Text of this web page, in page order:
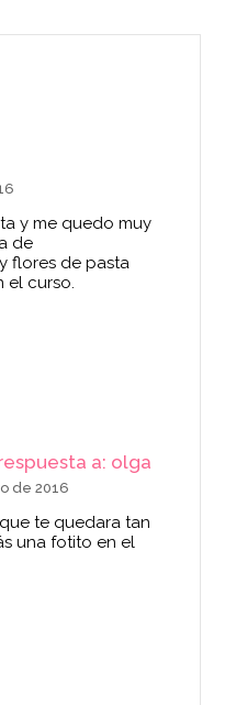
y me quedo muy
de
flores de pasta
el curso.
a: olga
de 2016
te quedara tan
una fotito en el